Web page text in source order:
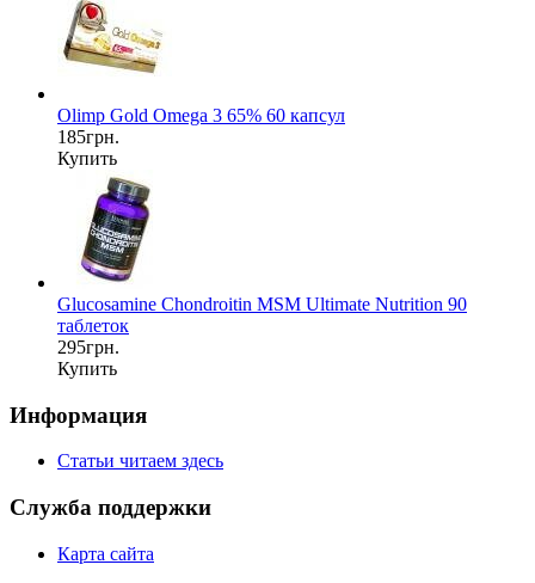
Olimp Gold Omega 3 65% 60 капсул
185грн.
Купить
Glucosamine Chondroitin MSM Ultimate Nutrition 90
таблеток
295грн.
Купить
Информация
Статьи читаем здесь
Служба поддержки
Карта сайта